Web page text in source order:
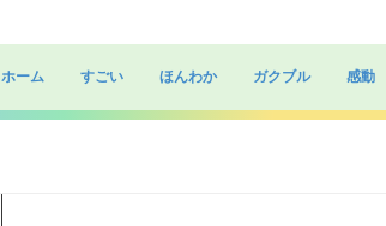
to
ホーム すごい ほんわか ガクブル 感動